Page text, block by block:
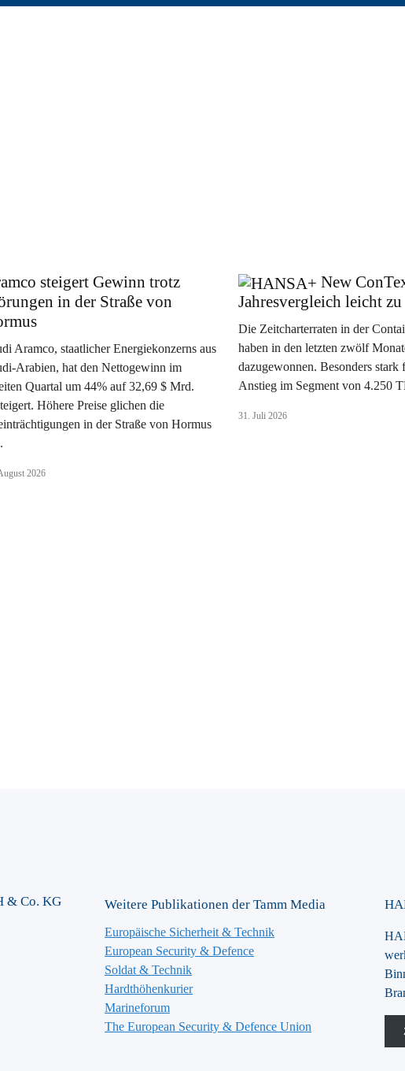
steigert Gewinn trotz
in der Straße von
Aramco, staatlicher Energiekonzerns aus
Arabien, hat den Nettogewinn im
Quartal um 44% auf 32,69 $ Mrd.
Höhere Preise glichen die
in der Straße von Hormus
2026
New
Jahresvergleich leicht zu
Die Zeitcharterraten in der
haben in den letzten zwölf
dazugewonnen. Besonders stark
Anstieg im Segment von 4.250
31. Juli 2026
& Co. KG Weitere Publikationen der Tamm Media
Europäische Sicherheit & Technik
European Security & Defence
Soldat & Technik
Hardthöhenkurier
Marineforum
The European Security & Defence Union